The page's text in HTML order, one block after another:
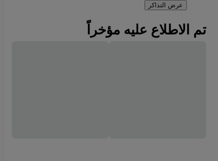
عرض التذاكر
تم الاطلاع عليه مؤخراً